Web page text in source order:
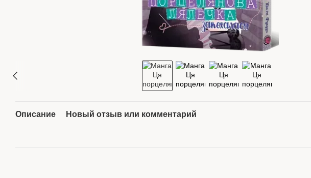
Описание Новый отзыв или комментарий